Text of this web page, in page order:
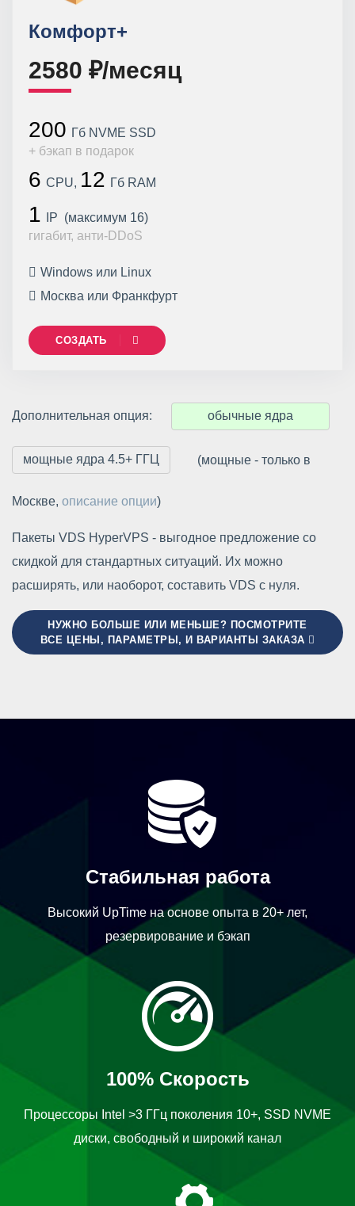
Комфорт+
2580 ₽/месяц
200 Гб NVME SSD
+ бэкап в подарок
6 CPU, 12 Гб RAM
1
IP (максимум 16)
гигабит, анти-DDoS
Windows или Linux
Москва или Франкфурт
СОЗДАТЬ
Дополнительная опция: обычные ядра
мощные ядра 4.5+ ГГЦ (мощные - только в
Москве, описание опции)
Пакеты VDS HyperVPS - выгодное предложение со
скидкой для стандартных ситуаций. Их можно
расширять, или наоборот, составить VDS с нуля.
НУЖНО БОЛЬШЕ ИЛИ МЕНЬШЕ? ПОСМОТРИТЕ
ВСЕ ЦЕНЫ, ПАРАМЕТРЫ, И ВАРИАНТЫ ЗАКАЗА
Стабильная работа
Высокий UpTime на основе опыта в 20+ лет,
резервирование и бэкап
100% Скорость
Процессоры Intel >3 ГГц поколения 10+, SSD NVME
диски, свободный и широкий канал